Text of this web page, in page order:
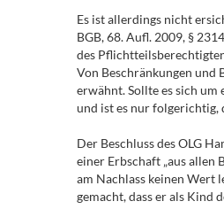
Es ist allerdings nicht
BGB, 68. Aufl. 2009, §
des
Von Beschränkungen und
erwähnt. Sollte es sich um
und ist es nur folgerichtig,
Der Beschluss des OLG
einer Erbschaft „aus allen
am Nachlass keinen Wert
gemacht, dass er als Kind